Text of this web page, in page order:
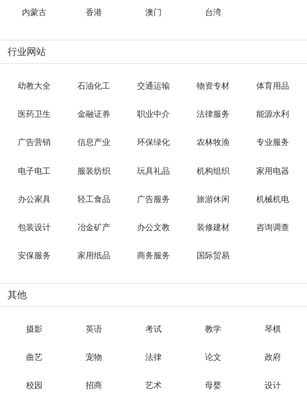
内蒙古 香港 澳门 台湾
行业网站
幼教大全 石油化工 交通运输 物资专材 体育用品
医药卫生 金融证券 职业中介 法律服务 能源水利
广告营销 信息产业 环保绿化 农林牧渔 专业服务
电子电工 服装纺织 玩具礼品 机构组织 家用电器
办公家具 轻工食品 广告服务 旅游休闲 机械机电
包装设计 冶金矿产 办公文教 装修建材 咨询调查
安保服务 家用纸品 商务服务 国际贸易
其他
摄影 英语 考试 教学 琴棋
曲艺 宠物 法律 论文 政府
校园 招商 艺术 母婴 设计